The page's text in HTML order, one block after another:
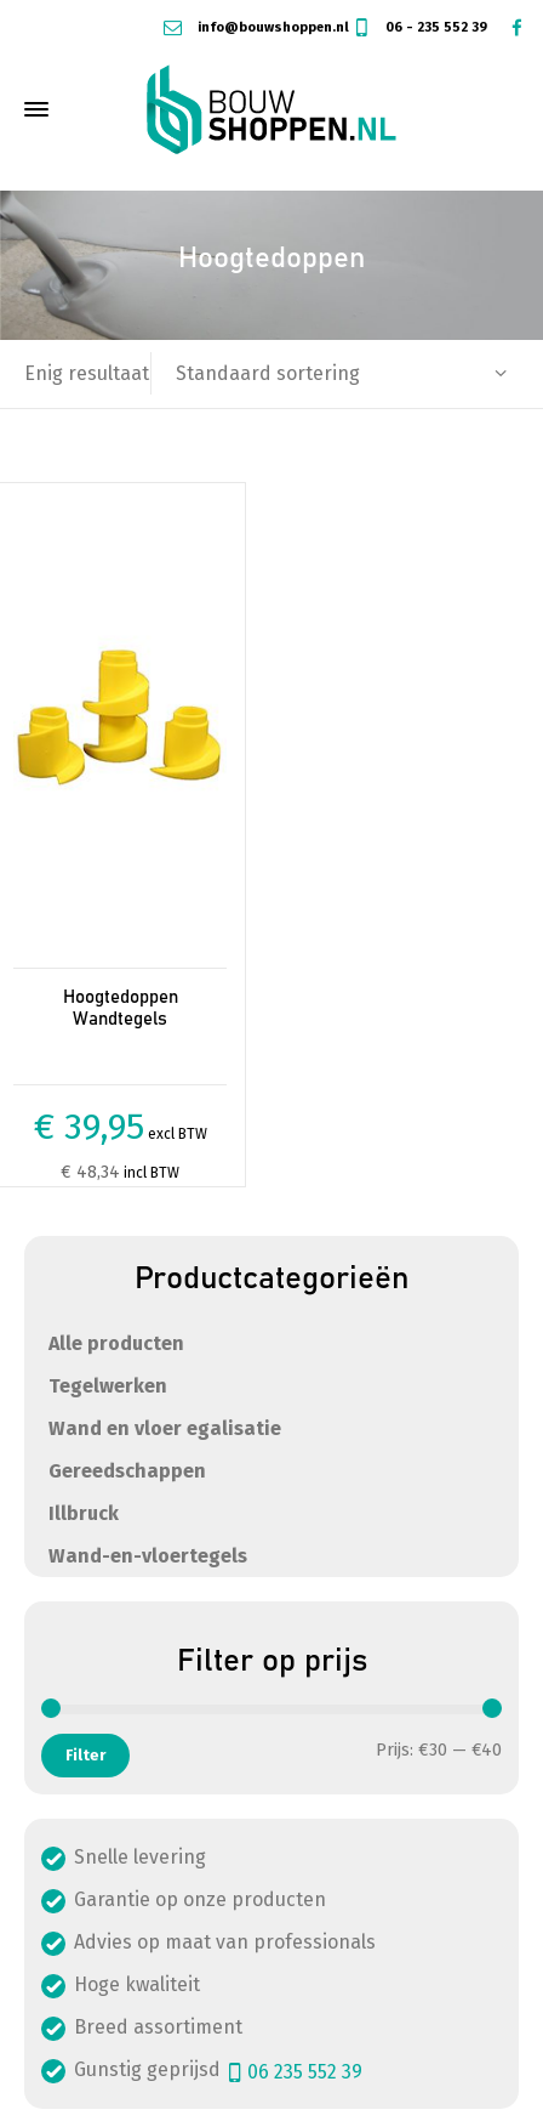
info@bouwshoppen.nl 06 - 235 552 39
Hoogtedoppen
Enig resultaat Standaard sortering
Hoogtedoppen
Wandtegels
€ 39,95 excl BTW
€ 48,34 incl BTW
Productcategorieën
Alle producten
Tegelwerken
Wand en vloer egalisatie
Gereedschappen
Illbruck
Wand-en-vloertegels
Filter op prijs
Filter Prijs: €30 — €40
Snelle levering
Garantie op onze producten
Advies op maat van professionals
Hoge kwaliteit
Breed assortiment
Gunstig geprijsd
06 235 552 39